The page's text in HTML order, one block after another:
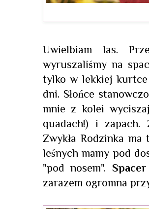
Uwielbiam las.
wyruszaliśmy na
tylko w lekkiej kurtce
dni. Słońce
mnie z kolei
quadach!) i zapach.
Zwykła Rodzinka
leśnych mamy pod
"pod nosem".
zarazem ogromna